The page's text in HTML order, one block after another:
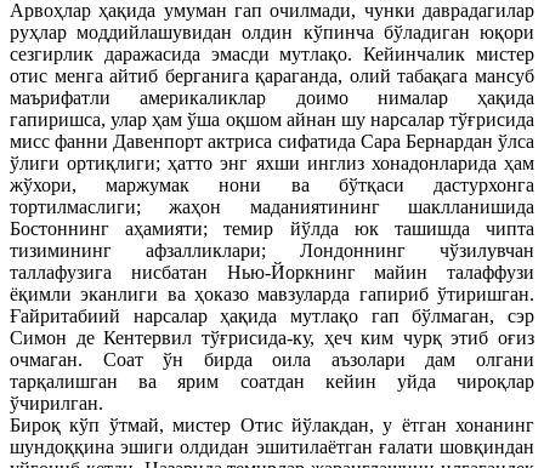
Арвоҳлар ҳақида умуман гап очилмади, чунки даврадагилар
руҳлар моддийлашувидан олдин кўпинча бўладиган юқори
сезгирлик даражасида эмасди мутлақо. Кейинчалик мистер
отис менга айтиб берганига қараганда, олий табақага мансуб
маърифатли америкаликлар доимо нималар ҳақида
гапиришса, улар ҳам ўша оқшом айнан шу нарсалар тўғрисида
мисс фанни Давенпорт актриса сифатида Сара Бернардан ўлса
ўлиги ортиқлиги; ҳатто энг яхши инглиз хонадонларида ҳам
жўхори, маржумак нони ва бўтқаси дастурхонга
тортилмаслиги; жаҳон маданиятининг шаклланишида
Бостоннинг аҳамияти; темир йўлда юк ташишда чипта
тизимининг афзалликлари; Лондоннинг чўзилувчан
таллафузига нисбатан Нью-Йоркнинг майин талаффузи
ёқимли эканлиги ва ҳоказо мавзуларда гапириб ўтиришган.
Ғайритабиий нарсалар ҳақида мутлақо гап бўлмаган, сэр
Симон де Кентервил тўғрисида-ку, ҳеч ким чурқ этиб оғиз
очмаган. Соат ўн бирда оила аъзолари дам олгани
тарқалишган ва ярим соатдан кейин уйда чироқлар
ўчирилган.
Бироқ кўп ўтмай, мистер Отис йўлакдан, у ётган хонанинг
шундоққина эшиги олдидан эшитилаётган ғалати шовқиндан